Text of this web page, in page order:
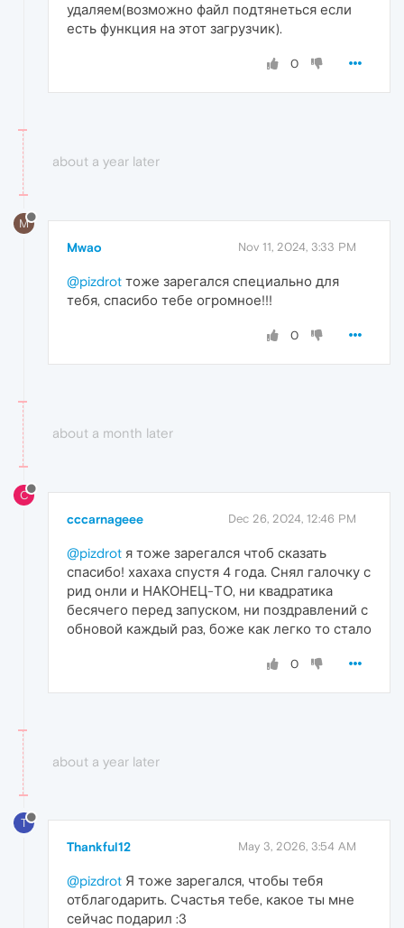
удаляем(возможно файл подтянеться если
есть функция на этот загрузчик).
0
about a year later
M
Mwao Nov 11, 2024, 3:33 PM
@pizdrot тоже зарегался специально для
тебя, спасибо тебе огромное!!!
0
about a month later
C
cccarnageee Dec 26, 2024, 12:46 PM
@pizdrot я тоже зарегался чтоб сказать
спасибо! хахаха спустя 4 года. Снял галочку с
рид онли и НАКОНЕЦ-ТО, ни квадратика
бесячего перед запуском, ни поздравлений с
обновой каждый раз, боже как легко то стало
0
about a year later
T
Thankful12 May 3, 2026, 3:54 AM
@pizdrot Я тоже зарегался, чтобы тебя
отблагодарить. Счастья тебе, какое ты мне
сейчас подарил :3